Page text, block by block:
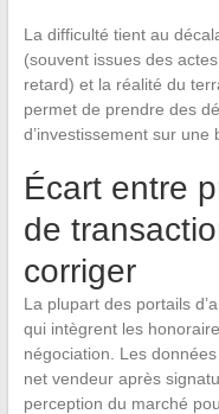
La difficulté tient au
(souvent issues des
retard) et la réalité du
permet de prendre des
d’investissement sur une
Écart entre
de
corriger
La plupart des portails
qui intègrent les
négociation. Les
net vendeur après
perception du marché